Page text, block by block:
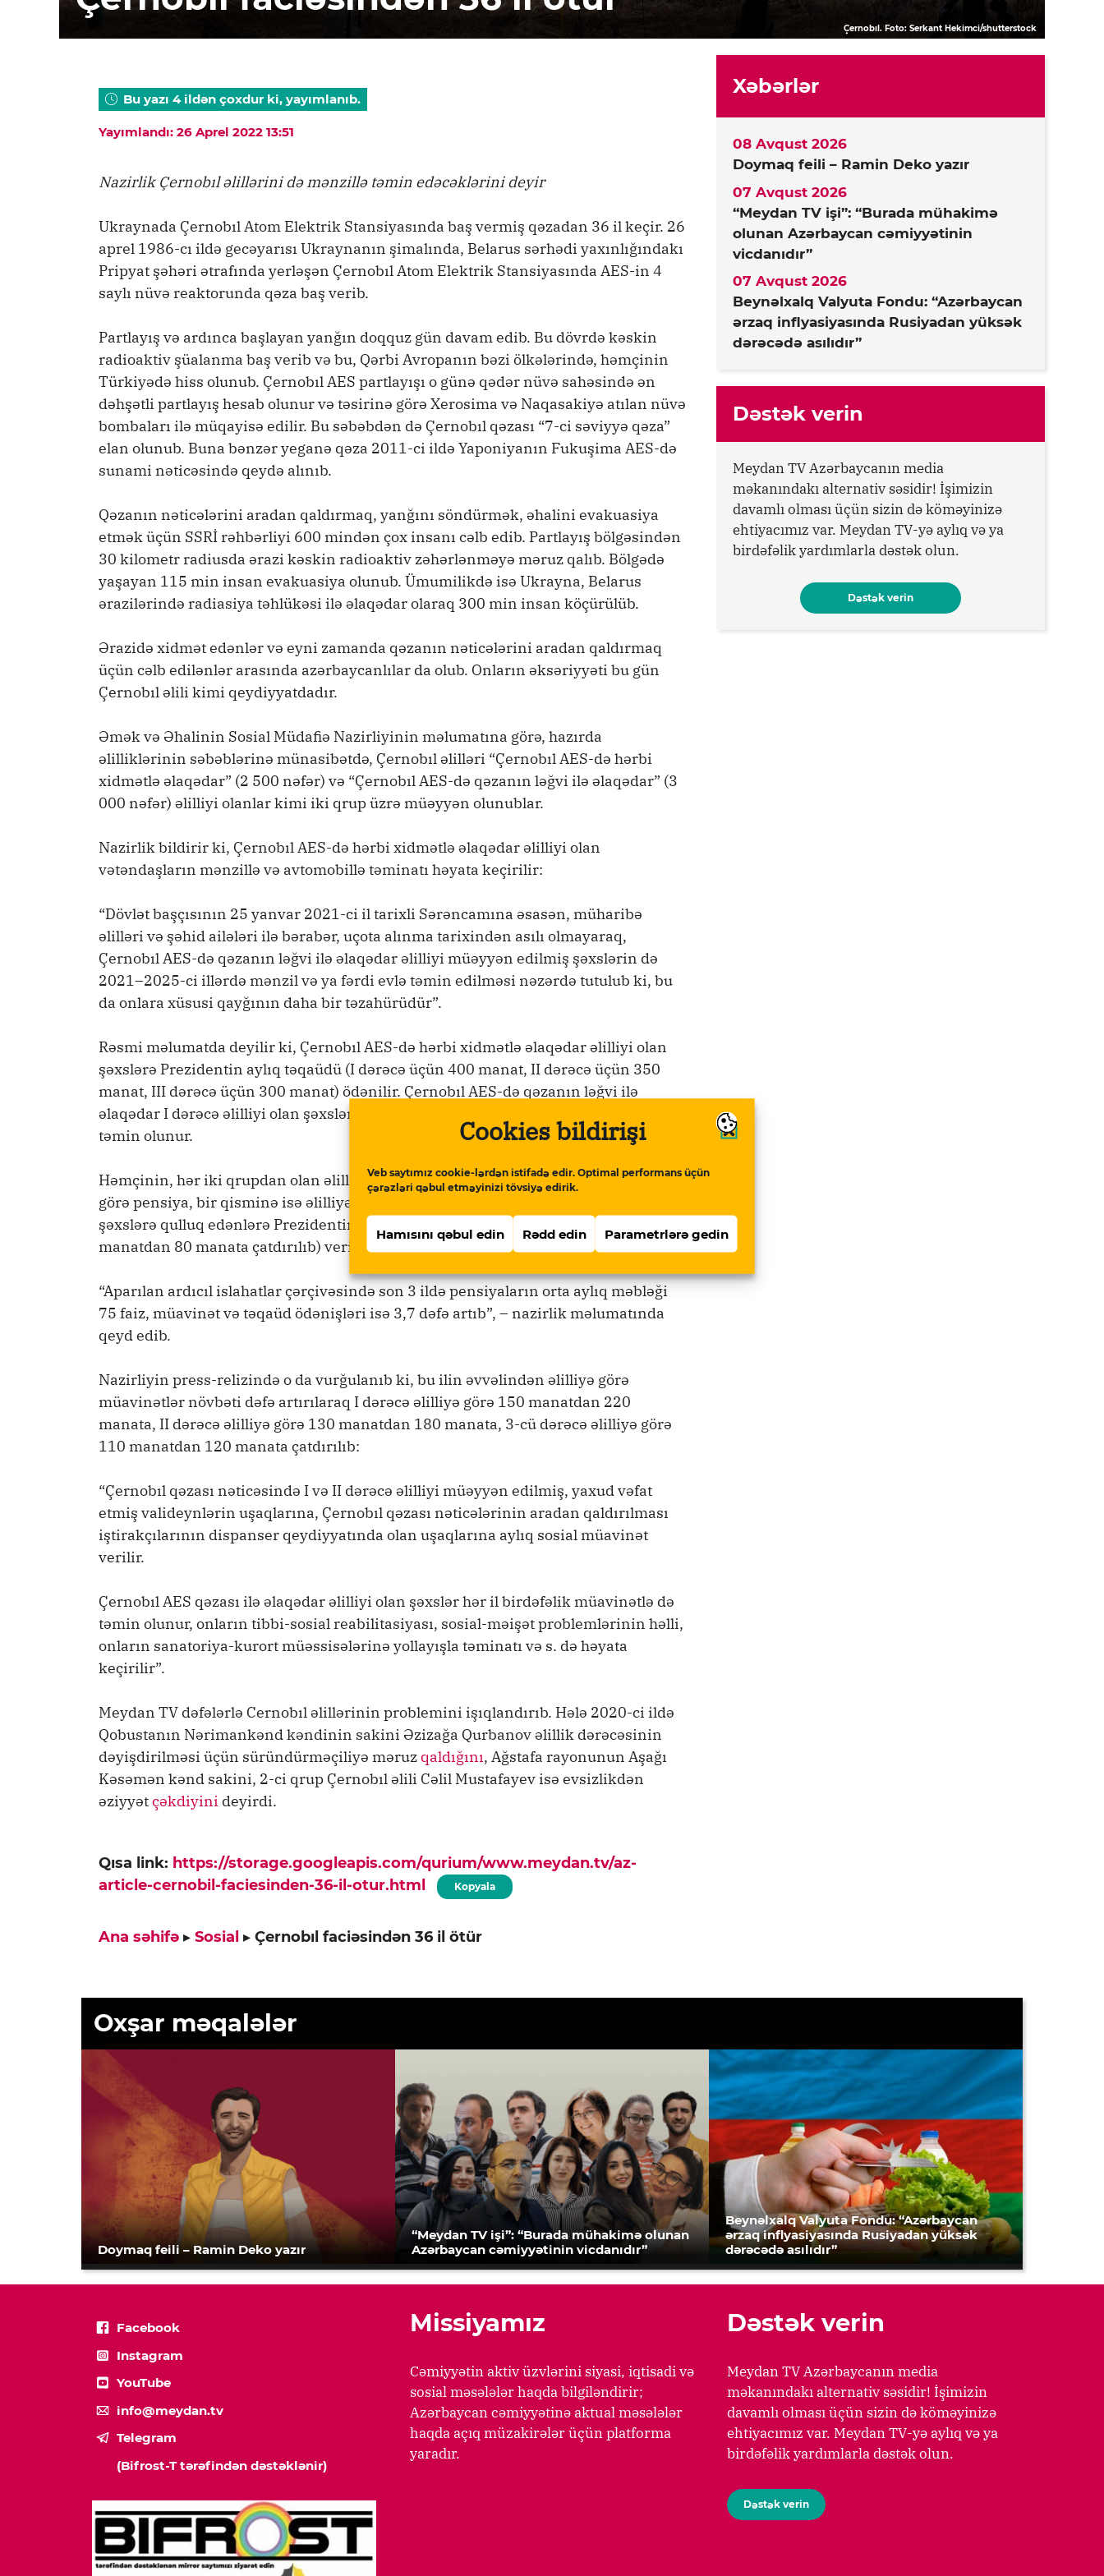
Cookies bildirişi
Veb saytımız cookie-lərdən istifadə edir. Optimal performans üçün
çərəzləri qəbul etməyinizi tövsiyə edirik.
Hamısını qəbul edin Rədd edin Parametrlərə gedin
Çernobıl. Foto: Serkant Hekimci/shutterstock
Bu yazı 4 ildən çoxdur ki, yayımlanıb.
Yayımlandı: 26 Aprel 2022 13:51
Nazirlik Çernobıl əlillərini də mənzillə təmin edəcəklərini deyir
Ukraynada Çernobıl Atom Elektrik Stansiyasında baş vermiş qəzadan 36 il keçir. 26
aprel 1986-cı ildə gecəyarısı Ukraynanın şimalında, Belarus sərhədi yaxınlığındakı
Pripyat şəhəri ətrafında yerləşən Çernobıl Atom Elektrik Stansiyasında AES-in 4
saylı nüvə reaktorunda qəza baş verib.
Partlayış və ardınca başlayan yanğın doqquz gün davam edib. Bu dövrdə kəskin
radioaktiv şüalanma baş verib və bu, Qərbi Avropanın bəzi ölkələrində, həmçinin
Türkiyədə hiss olunub. Çernobıl AES partlayışı o günə qədər nüvə sahəsində ən
dəhşətli partlayış hesab olunur və təsirinə görə Xerosima və Naqasakiyə atılan nüvə
bombaları ilə müqayisə edilir. Bu səbəbdən də Çernobıl qəzası “7-ci səviyyə qəza”
elan olunub. Buna bənzər yeganə qəza 2011-ci ildə Yaponiyanın Fukuşima AES-də
sunami nəticəsində qeydə alınıb.
Qəzanın nəticələrini aradan qaldırmaq, yanğını söndürmək, əhalini evakuasiya
etmək üçün SSRİ rəhbərliyi 600 mindən çox insanı cəlb edib. Partlayış bölgəsindən
30 kilometr radiusda ərazi kəskin radioaktiv zəhərlənməyə məruz qalıb. Bölgədə
yaşayan 115 min insan evakuasiya olunub. Ümumilikdə isə Ukrayna, Belarus
ərazilərində radiasiya təhlükəsi ilə əlaqədar olaraq 300 min insan köçürülüb.
Ərazidə xidmət edənlər və eyni zamanda qəzanın nəticələrini aradan qaldırmaq
üçün cəlb edilənlər arasında azərbaycanlılar da olub. Onların əksəriyyəti bu gün
Çernobıl əlili kimi qeydiyyatdadır.
Əmək və Əhalinin Sosial Müdafiə Nazirliyinin məlumatına görə, hazırda
əlilliklərinin səbəblərinə münasibətdə, Çernobıl əlilləri “Çernobıl AES-də hərbi
xidmətlə əlaqədar” (2 500 nəfər) və “Çernobıl AES-də qəzanın ləğvi ilə əlaqədar” (3
000 nəfər) əlilliyi olanlar kimi iki qrup üzrə müəyyən olunublar.
Nazirlik bildirir ki, Çernobıl AES-də hərbi xidmətlə əlaqədar əlilliyi olan
vətəndaşların mənzillə və avtomobillə təminatı həyata keçirilir:
“Dövlət başçısının 25 yanvar 2021-ci il tarixli Sərəncamına əsasən, müharibə
əlilləri və şəhid ailələri ilə bərabər, uçota alınma tarixindən asılı olmayaraq,
Çernobıl AES-də qəzanın ləğvi ilə əlaqədar əlilliyi müəyyən edilmiş şəxslərin də
2021–2025-ci illərdə mənzil və ya fərdi evlə təmin edilməsi nəzərdə tutulub ki, bu
da onlara xüsusi qayğının daha bir təzahürüdür”.
Rəsmi məlumatda deyilir ki, Çernobıl AES-də hərbi xidmətlə əlaqədar əlilliyi olan
şəxslərə Prezidentin aylıq təqaüdü (I dərəcə üçün 400 manat, II dərəcə üçün 350
manat, III dərəcə üçün 300 manat) ödənilir. Çernobıl AES-də qəzanın ləğvi ilə
əlaqədar I dərəcə əlilliyi olan şəxslər də Prezidentin aylıq təqaüdü (130 manat) ilə
təmin olunur.
Həmçinin, hər iki qrupdan olan əlilliyi olan şəxslərin böyük əksəriyyətinə əlilliyə
görə pensiya, bir qisminə isə əlilliyə görə aylıq müavinət, bütün I dərəcə əlilliyi olan
şəxslərə qulluq edənlərə Prezidentin aylıq təqaüdü (bu ilin əvvəlindən 50
manatdan 80 manata çatdırılıb) verilir.
“Aparılan ardıcıl islahatlar çərçivəsində son 3 ildə pensiyaların orta aylıq məbləği
75 faiz, müavinət və təqaüd ödənişləri isə 3,7 dəfə artıb”, – nazirlik məlumatında
qeyd edib.
Nazirliyin press-relizində o da vurğulanıb ki, bu ilin əvvəlindən əlilliyə görə
müavinətlər növbəti dəfə artırılaraq I dərəcə əlilliyə görə 150 manatdan 220
manata, II dərəcə əlilliyə görə 130 manatdan 180 manata, 3-cü dərəcə əlilliyə görə
110 manatdan 120 manata çatdırılıb:
“Çernobıl qəzası nəticəsində I və II dərəcə əlilliyi müəyyən edilmiş, yaxud vəfat
etmiş valideynlərin uşaqlarına, Çernobıl qəzası nəticələrinin aradan qaldırılması
iştirakçılarının dispanser qeydiyyatında olan uşaqlarına aylıq sosial müavinət
verilir.
Çernobıl AES qəzası ilə əlaqədar əlilliyi olan şəxslər hər il birdəfəlik müavinətlə də
təmin olunur, onların tibbi-sosial reabilitasiyası, sosial-məişət problemlərinin həlli,
onların sanatoriya-kurort müəssisələrinə yollayışla təminatı və s. də həyata
keçirilir”.
Meydan TV dəfələrlə Cernobıl əlillərinin problemini işıqlandırıb. Hələ 2020-ci ildə
Qobustanın Nərimankənd kəndinin sakini Əzizağa Qurbanov əlillik dərəcəsinin
dəyişdirilməsi üçün süründürməçiliyə məruz qaldığını, Ağstafa rayonunun Aşağı
Kəsəmən kənd sakini, 2-ci qrup Çernobıl əlili Cəlil Mustafayev isə evsizlikdən
əziyyətçəkdiyini deyirdi.
Qısa link: https://storage.googleapis.com/qurium/www.meydan.tv/az-
article-cernobil-faciesinden-36-il-otur.html
Kopyala
Ana səhifə ▸ Sosial ▸ Çernobıl faciəsindən 36 il ötür
Xəbərlər
Doymaq feili – Ramin Deko yazır
08 Avqust 2026
“Meydan TV işi”: “Burada mühakimə
olunan Azərbaycan cəmiyyətinin
vicdanıdır”
07 Avqust 2026
Beynəlxalq Valyuta Fondu: “Azərbaycan
ərzaq inflyasiyasında Rusiyadan yüksək
dərəcədə asılıdır”
07 Avqust 2026
Dəstək verin
Meydan TV Azərbaycanın media
məkanındakı alternativ səsidir! İşimizin
davamlı olması üçün sizin də köməyinizə
ehtiyacımız var. Meydan TV-yə aylıq və ya
birdəfəlik yardımlarla dəstək olun.
Dəstək verin
Oxşar məqalələr
Doymaq feili – Ramin Deko yazır
“Meydan TV işi”: “Burada mühakimə olunan
Azərbaycan cəmiyyətinin vicdanıdır”
Beynəlxalq Valyuta Fondu: “Azərbaycan
ərzaq inflyasiyasında Rusiyadan yüksək
dərəcədə asılıdır”
Facebook
Instagram
YouTube
info@meydan.tv
Telegram
(Bifrost-T tərəfindən dəstəklənir)
Missiyamız
Cəmiyyətin aktiv üzvlərini siyasi, iqtisadi və
sosial məsələlər haqda bilgiləndirir;
Azərbaycan cəmiyyətinə aktual məsələlər
haqda açıq müzakirələr üçün platforma
yaradır.
Dəstək verin
Meydan TV Azərbaycanın media
məkanındakı alternativ səsidir! İşimizin
davamlı olması üçün sizin də köməyinizə
ehtiyacımız var. Meydan TV-yə aylıq və ya
birdəfəlik yardımlarla dəstək olun.
Dəstək verin